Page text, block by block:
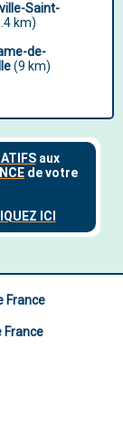
Saint-
km)
de-
(9 km)
France
France